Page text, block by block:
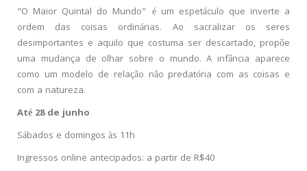
“O Maior Quintal do Mundo” é um espetáculo que inverte a
ordem das coisas ordinárias. Ao sacralizar os seres
desimportantes e aquilo que costuma ser descartado, propõe
uma mudança de olhar sobre o mundo. A infância aparece
como um modelo de relação não predatória com as coisas e
com a natureza.
Até 28 de junho
Sábados e domingos às 11h
Ingressos online antecipados: a partir de R$40